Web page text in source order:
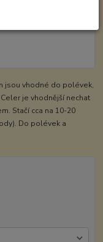
jsou vhodné do polévek,
je vhodnější nechat
Stačí cca na 10-20
Do polévek a